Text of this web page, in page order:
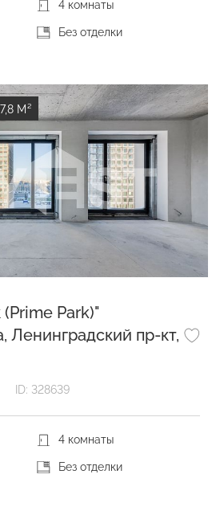
4 комнаты
Без отделки
М²
Park)"
Ленинградский пр-кт,
ID: 328639
4 комнаты
Без отделки